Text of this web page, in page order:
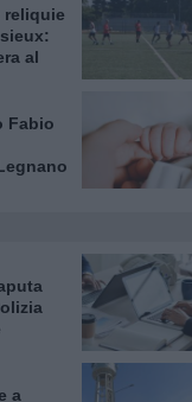
reliquie
al
Fabio
a